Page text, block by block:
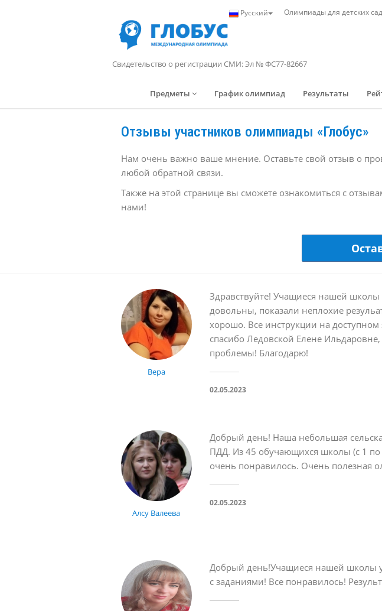
Русский Олимпиады для детских
Свидетельство о регистрации СМИ: Эл № ФС77-82667
Предметы График олимпиад Результаты
Отзывы участников олимпиады «Глобус»
Нам очень важно ваше мнение. Оставьте свой отзыв о
любой обратной связи.
Также на этой странице вы сможете ознакомиться с
нами!
Вера
Здравствуйте! Учащиеся нашей
довольны, показали неплохие
хорошо. Все инструкции на
спасибо Ледовской Елене
проблемы! Благодарю!
02.05.2023
Алсу Валеева
Добрый день! Наша небольшая
ПДД. Из 45 обучающихся школы (с 1 по
очень понравилось. Очень полезная
02.05.2023
Добрый день!Учащиеся нашей школы
с заданиями! Все понравилось!